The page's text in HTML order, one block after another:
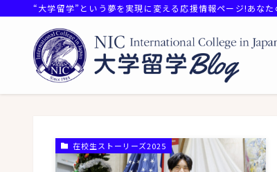
“大学留学”という夢を実現に変える応援情報ページ!あな
在校生ストーリーズ2025